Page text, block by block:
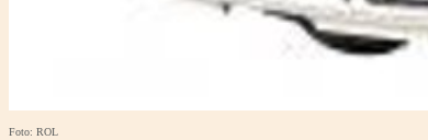
Foto: ROL